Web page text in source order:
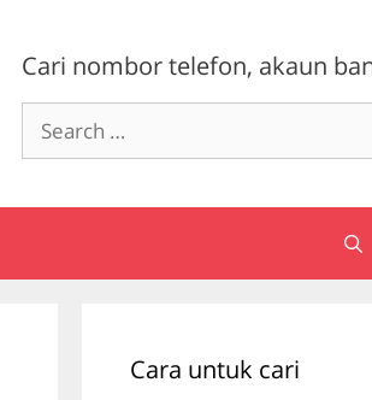
Cari nombor telefon, akaun
Search
for:
Cara untuk cari